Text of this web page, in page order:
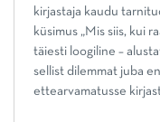
kirjastaja kaudu
küsimus „Mis siis, kui
täiesti loogiline –
sellist dilemmat juba
ettearvamatusse